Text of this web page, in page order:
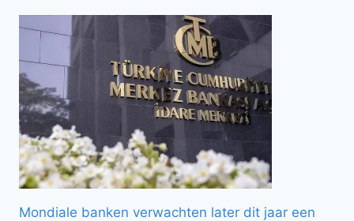
Mondiale banken verwachten later dit jaar een